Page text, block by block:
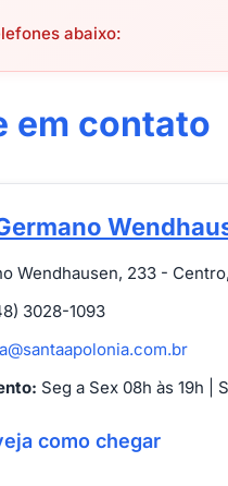
abaixo:
em contato
Wendhausen, 233 -
3028-1093
Seg a Sex 08h às 19h |
como chegar